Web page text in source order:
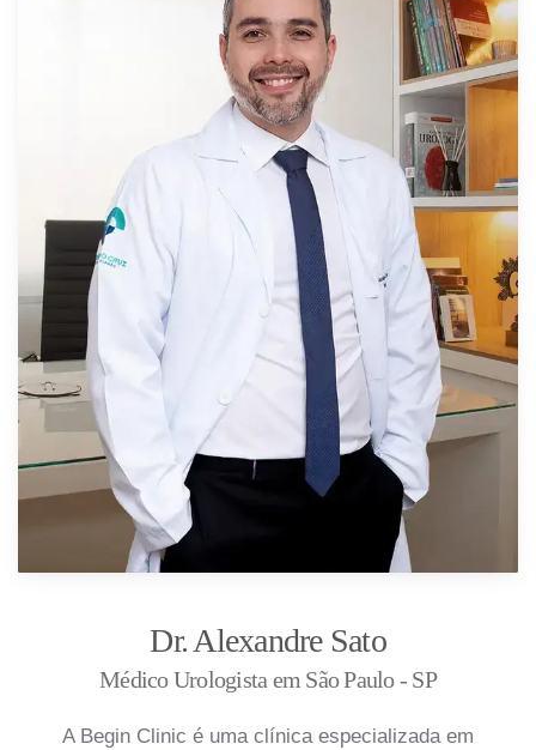
Dr. Alexandre Sato
Médico Urologista em São Paulo - SP
A Begin Clinic é uma clínica especializada em